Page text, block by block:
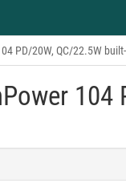
PD/20W, QC/22.5W
104